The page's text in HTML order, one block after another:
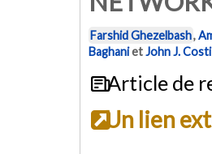
Farshid Ghezelbash,
BaghanietJohn J. Costi
Article de
Un lien